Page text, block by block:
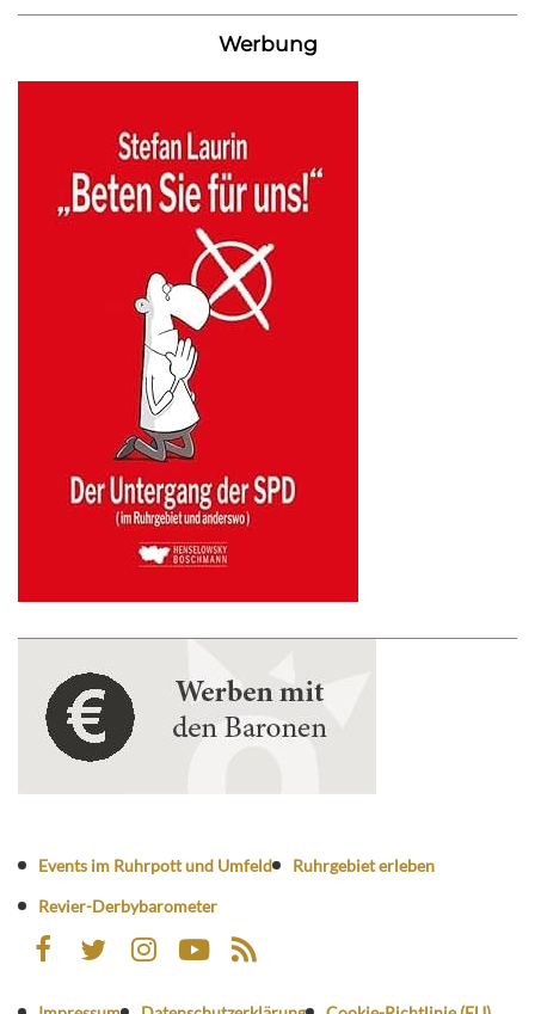
Werbung
Events im Ruhrpott und Umfeld
Ruhrgebiet erleben
Revier-Derbybarometer